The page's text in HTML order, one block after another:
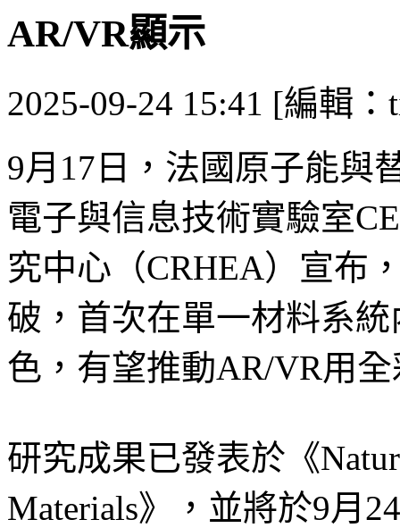
AR/VR顯示
2025-09-24 15:41 [編輯：
9月17日，法國原子能與
電子與信息技術實驗室
究中心（CRHEA）宣布
破，首次在單一材料系
色，有望推動AR/VR用
研究成果已發表於《
Materials》，並將於9月